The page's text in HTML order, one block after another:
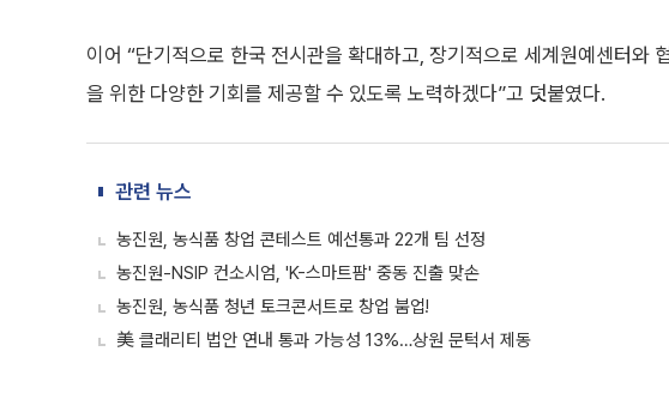
이어 “단기적으로 한국 전시관을 확대하고, 장기적으로 세계원예센터와
을 위한 다양한 기회를 제공할 수 있도록 노력하겠다”고 덧붙였다.
관련 뉴스
농진원, 농식품 창업 콘테스트 예선통과 22개 팀 선정
농진원-NSIP 컨소시엄, 'K-스마트팜' 중동 진출 맞손
농진원, 농식품 청년 토크콘서트로 창업 붐업!
美 클래리티 법안 연내 통과 가능성 13%…상원 문턱서 제동